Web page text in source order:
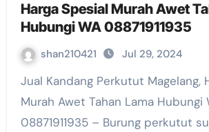
Harga Spesial Murah Awet
Hubungi WA 08871911935
shan210421 Jul 29, 2024
Jual Kandang Perkutut Magelang, Harga Spesial
Murah Awet Tahan Lama Hubungi
08871911935 – Burung perkutut